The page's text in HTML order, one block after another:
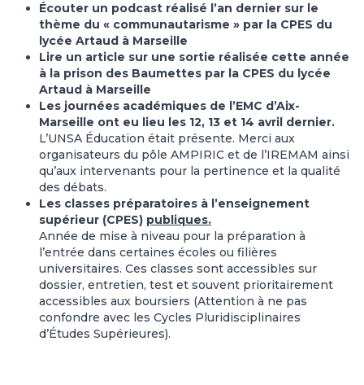
Écouter un podcast réalisé l’an dernier sur le
thème du « communautarisme » par la CPES du
lycée Artaud à Marseille
Lire un article sur une sortie réalisée cette année
à la prison des Baumettes par la CPES du lycée
Artaud à Marseille
Les journées académiques de l’EMC d’Aix-
Marseille ont eu lieu les 12, 13 et 14 avril dernier.
L’UNSA Éducation était présente. Merci aux
organisateurs du pôle AMPIRIC et de l’IREMAM ainsi
qu’aux intervenants pour la pertinence et la qualité
des débats.
Les classes préparatoires à l’enseignement
supérieur (CPES) publiques.
Année de mise à niveau pour la préparation à
l’entrée dans certaines écoles ou filières
universitaires. Ces classes sont accessibles sur
dossier, entretien, test et souvent prioritairement
accessibles aux boursiers (Attention à ne pas
confondre avec les Cycles Pluridisciplinaires
d’Études Supérieures).